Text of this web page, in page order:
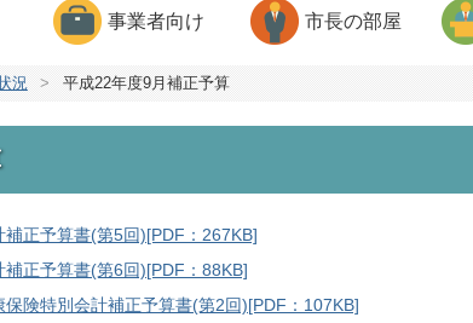
事業者向け 市長の部屋
況 > 平成22年度9月補正予算
正予算書(第5回)[PDF：267KB]
正予算書(第6回)[PDF：88KB]
険特別会計補正予算書(第2回)[PDF：107KB]